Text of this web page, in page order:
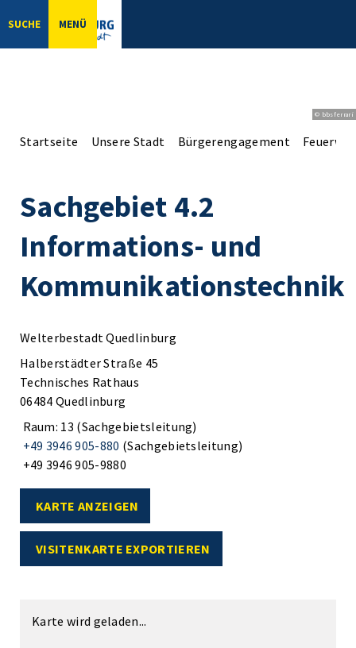
SUCHE MENÜ
© bbsferrari
Startseite Unsere Stadt Bürgerengagement
Sachgebiet 4.2
Informations- und
Kommunikationstechnik
Welterbestadt Quedlinburg
Halberstädter Straße 45
Technisches Rathaus
06484 Quedlinburg
Raum: 13 (Sachgebietsleitung)
+49 3946 905-880 (Sachgebietsleitung)
+49 3946 905-9880
KARTE ANZEIGEN
VISITENKARTE EXPORTIEREN
Karte wird geladen...